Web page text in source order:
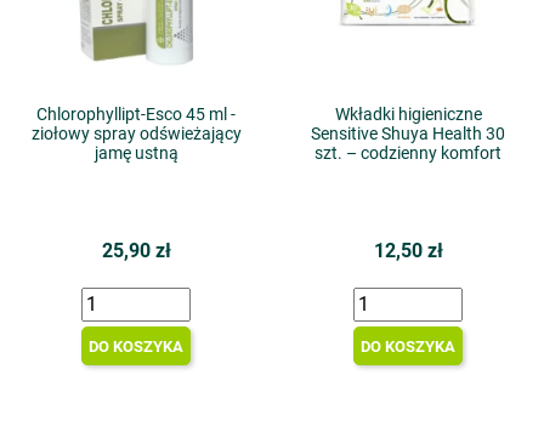
Chlorophyllipt-Esco 45 ml -
ziołowy spray odświeżający
jamę ustną
25,90 zł
DO KOSZYKA
Wkładki higieniczne
Sensitive Shuya Health 30
szt. – codzienny komfort
12,50 zł
DO KOSZYKA